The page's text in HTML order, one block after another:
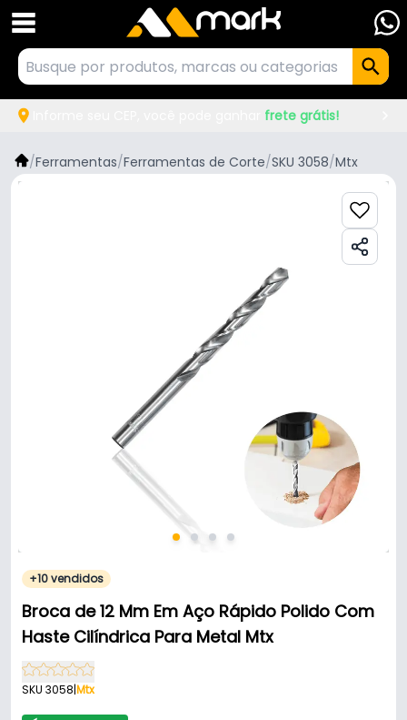
frete grátis!
/Ferramentas/Ferramentas de Corte/SKU 3058/Mtx
+10 vendidos
Broca de 12 Mm Em Aço Rápido Polido Com
Haste Cilíndrica Para Metal Mtx
SKU 3058|Mtx